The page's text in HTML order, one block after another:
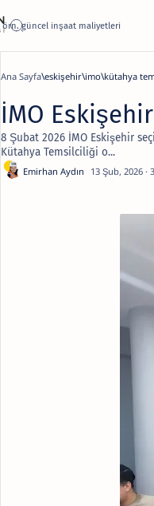
Ana Sayfa eskişehir imo kütahya
İMO
8 Şubat 2026 İMO Eskişehir
Kütahya Temsilciliği o...
3